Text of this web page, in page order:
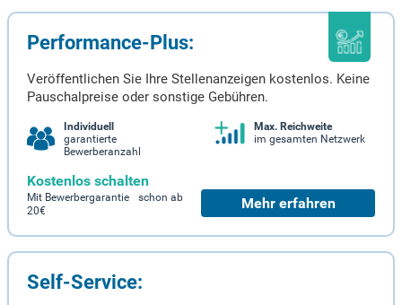
Performance-Plus:
Veröffentlichen Sie Ihre Stellenanzeigen kostenlos. Keine
Pauschalpreise oder sonstige Gebühren.
Individuell
garantierte
Bewerberanzahl
Max. Reichweite
im gesamten Netzwerk
Kostenlos schalten
Mit Bewerbergarantie schon ab
20€
Mehr erfahren
Self-Service: